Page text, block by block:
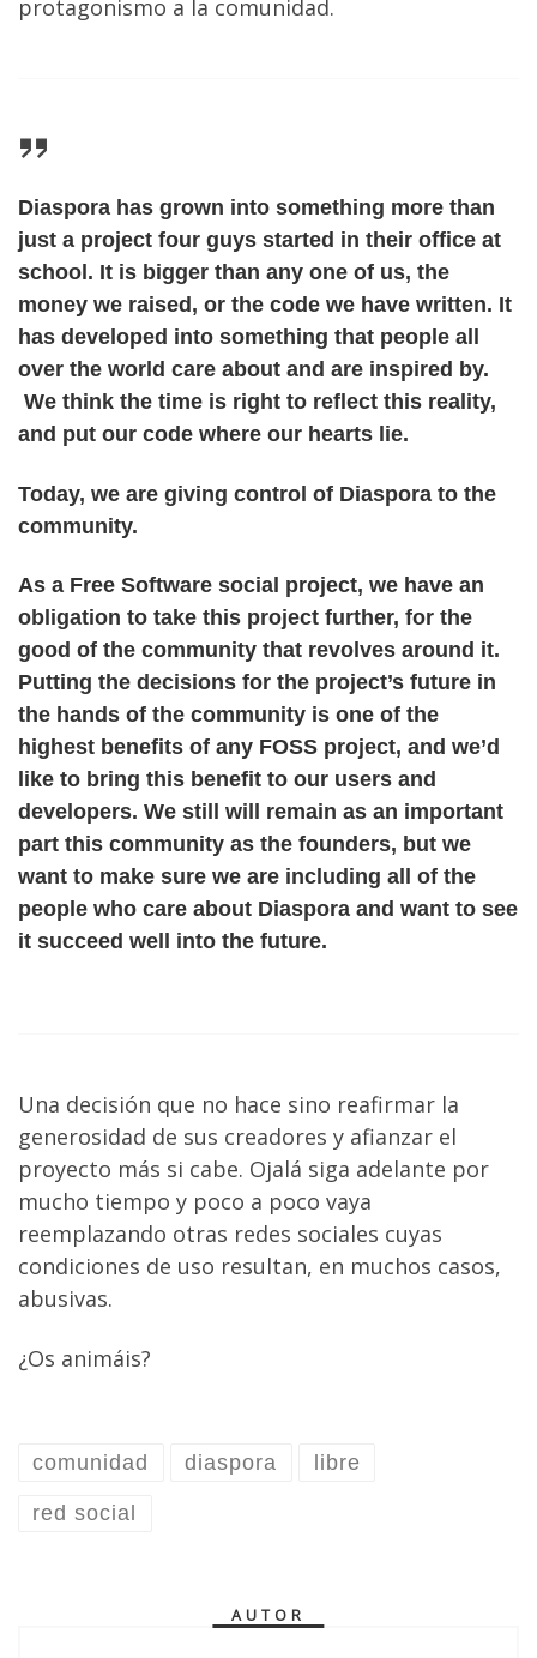
protagonismo a la comunidad.
Diaspora has grown into something more than
just a project four guys started in their office at
school. It is bigger than any one of us, the
money we raised, or the code we have written. It
has developed into something that people all
over the world care about and are inspired by.
We think the time is right to reflect this reality,
and put our code where our hearts lie.
Today, we are giving control of Diaspora to the
community.
As a Free Software social project, we have an
obligation to take this project further, for the
good of the community that revolves around it.
Putting the decisions for the project’s future in
the hands of the community is one of the
highest benefits of any FOSS project, and we’d
like to bring this benefit to our users and
developers. We still will remain as an important
part this community as the founders, but we
want to make sure we are including all of the
people who care about Diaspora and want to see
it succeed well into the future.
Una decisión que no hace sino reafirmar la
generosidad de sus creadores y afianzar el
proyecto más si cabe. Ojalá siga adelante por
mucho tiempo y poco a poco vaya
reemplazando otras redes sociales cuyas
condiciones de uso resultan, en muchos casos,
abusivas.
¿Os animáis?
comunidad diaspora libre
red social
AUTOR